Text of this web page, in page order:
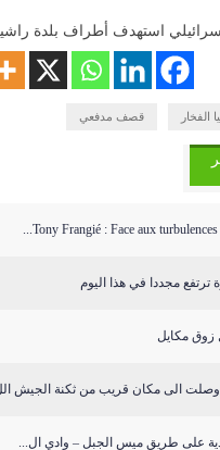
استهدف أطراف بلدة راشيا
الفخار قصف مدفعي
Tony Frangié : Face aux turbulences
ترتفع مجددا في هذا اليوم
زوق مكايل
على طريق ميس الجبل – وادي ال...